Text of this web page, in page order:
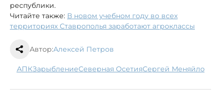
республики.
Читайте также: В новом учебном году во всех
территориях Ставрополья заработают агроклассы
Автор:Алексей Петров
АПК зарыбление Северная Осетия Сергей Меняйло